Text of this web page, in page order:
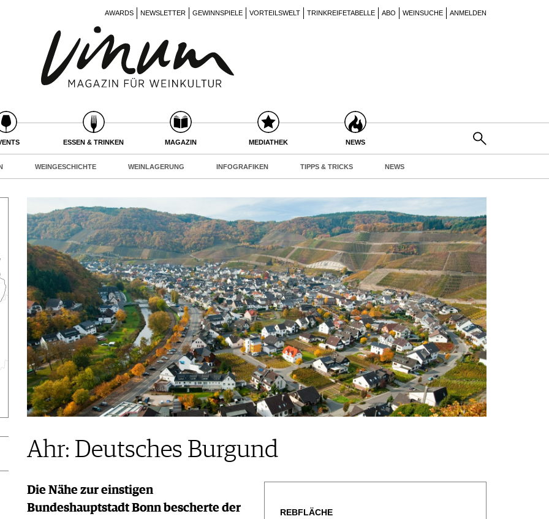
AWARDS NEWSLETTER GEWINNSPIELE VORTEILSWELT TRINKREIFETABELLE ABO WEINSUCHE ANMELDEN
ESSEN & TRINKEN MAGAZIN MEDIATHEK NEWS
WEINGESCHICHTE WEINLAGERUNG INFOGRAFIKEN TIPPS & TRICKS NEWS
Ahr: Deutsches Burgund
REBFLÄCHE
Die Nähe zur einstigen
Bundeshauptstadt Bonn bescherte der